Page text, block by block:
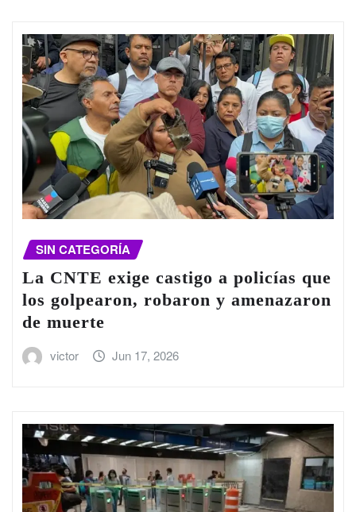
SIN CATEGORÍA
La CNTE exige castigo a policías que
los golpearon, robaron y amenazaron
de muerte
victor Jun 17, 2026